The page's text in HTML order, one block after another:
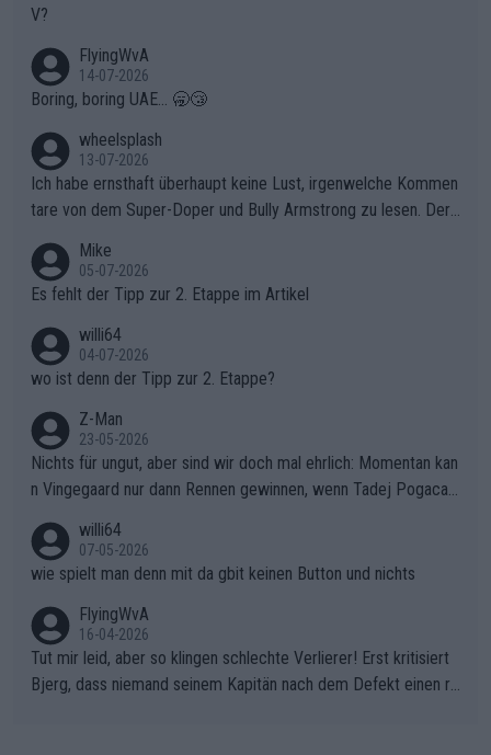
V?
FlyingWvA
14-07-2026
Boring, boring UAE... 🥱😴
wheelsplash
13-07-2026
Ich habe ernsthaft überhaupt keine Lust, irgenwelche Kommen
tare von dem Super-Doper und Bully Armstrong zu lesen. Der
r die gehört nicht in dieses Medium!
Mike
05-07-2026
Es fehlt der Tipp zur 2. Etappe im Artikel
willi64
04-07-2026
wo ist denn der Tipp zur 2. Etappe?
Z-Man
23-05-2026
Nichts für ungut, aber sind wir doch mal ehrlich: Momentan kan
n Vingegaard nur dann Rennen gewinnen, wenn Tadej Pogacar
willi64
07-05-2026
wie spielt man denn mit da gbit keinen Button und nichts
FlyingWvA
16-04-2026
Tut mir leid, aber so klingen schlechte Verlierer! Erst kritisiert
Bjerg, dass niemand seinem Kapitän nach dem Defekt einen ro